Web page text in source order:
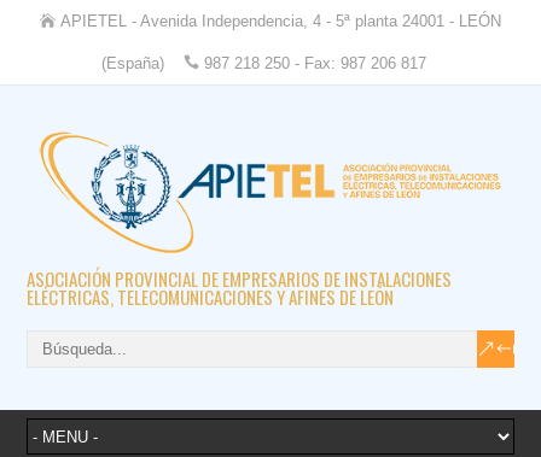
APIETEL - Avenida Independencia, 4 - 5ª planta 24001 - LEÓN
(España) 987 218 250 - Fax: 987 206 817
ASOCIACIÓN PROVINCIAL DE EMPRESARIOS DE INSTALACIONES
ELÉCTRICAS, TELECOMUNICACIONES Y AFINES DE LEÓN